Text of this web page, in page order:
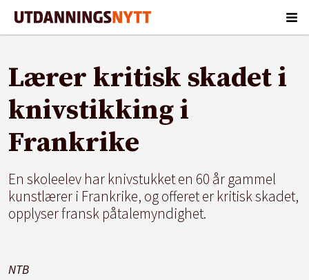
Lærer kritisk skadet i
knivstikking i
Frankrike
En skoleelev har knivstukket en 60 år gammel
kunstlærer i Frankrike, og offeret er kritisk skadet,
opplyser fransk påtalemyndighet.
NTB